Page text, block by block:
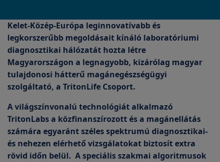
Kelet-Közép-Európa leginnovatívabb és
legkorszerűbb megoldásait kínáló laboratóriumi
diagnosztikai hálózatát hozta létre
Magyarországon a legnagyobb, kizárólag magyar
tulajdonosi hátterű magánegészségügyi
szolgáltató, a TritonLife Csoport.
A világszínvonalú technológiát alkalmazó
TritonLabs a közfinanszírozott és a magánellátás
számára egyaránt széles spektrumú diagnosztikai-
és nehezen elérhető vizsgálatokat biztosít extra
rövid időn belül. A speciális szakmai algoritmusok